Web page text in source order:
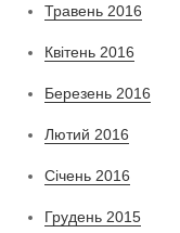
Травень 2016
Квітень 2016
Березень 2016
Лютий 2016
Січень 2016
Грудень 2015